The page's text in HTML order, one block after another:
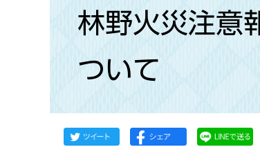
林野火災注意
ついて